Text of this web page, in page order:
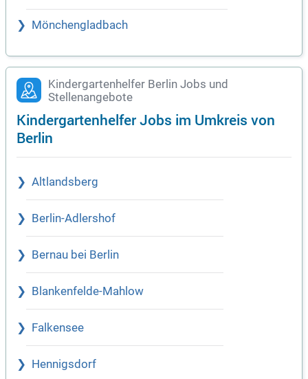
Mönchengladbach
Kindergartenhelfer Berlin Jobs und
Stellenangebote
Kindergartenhelfer Jobs im Umkreis von
Berlin
Altlandsberg
Berlin-Adlershof
Bernau bei Berlin
Blankenfelde-Mahlow
Falkensee
Hennigsdorf